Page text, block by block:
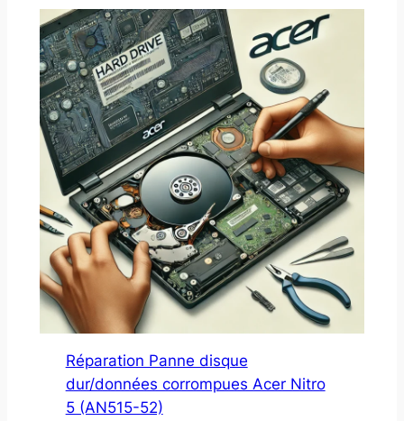
Réparation Panne disque
dur/données corrompues Acer Nitro
5 (AN515-52)